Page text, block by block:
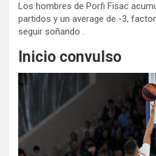
Los hombres de Porfi Fisac
partidos y un average de -3,
seguir soñando .
Inicio convulso